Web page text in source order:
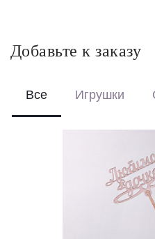
идеально подойдет для
качестве подарка
станет прекрасным
признательность или
цветов и утонченной
ваших намерений и
важно при выражении
вашей жизни. И помните, что
К сожалению, мы не можем
букета. Наши цветы могут
Добавьте к заказу
Все Игрушки